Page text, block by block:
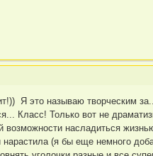
Я это называю творческим
Класс! Только вот не
возможности насладиться
(я бы еще немного